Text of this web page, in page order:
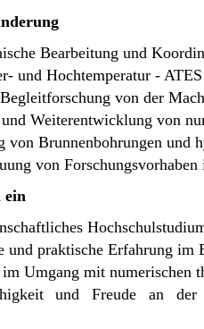
Bearbeitung und
und Hochtemperatur -
von der
Weiterentwicklung von
von Brunnenbohrungen und
von
ein
und praktische Erfahrung
Umgang mit numerischen
und Freude an